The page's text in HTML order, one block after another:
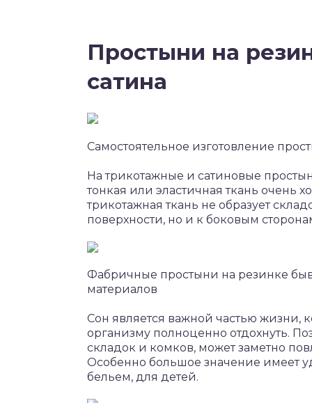
Простыни на
сатина
Самостоятельное изготовление
На трикотажные и сатиновые
тонкая или эластичная ткань очень
трикотажная ткань не образует
поверхности, но и к боковым
Фабричные простыни на резинке
материалов
Сон является важной частью жизни,
организму полноценно отдохнуть.
складок и комков, может заметно
Особенно большое значение имеет
бельем, для детей.